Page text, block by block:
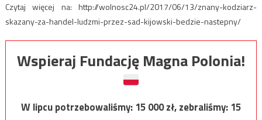
Czytaj więcej na: http://wolnosc24.pl/2017/06/13/znany-kodziarz-
skazany-za-handel-ludzmi-przez-sad-kijowski-bedzie-nastepny/
Wspieraj Fundację Magna Polonia!
W lipcu potrzebowaliśmy:15 000zł, zebraliśmy:15